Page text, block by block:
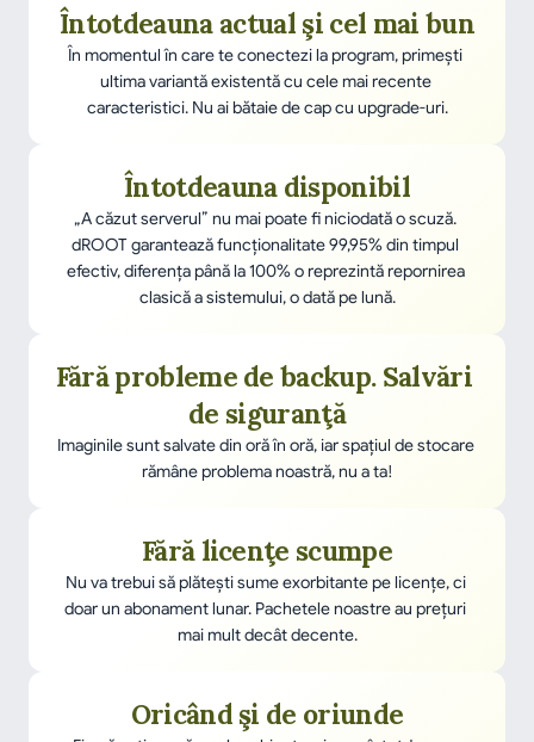
Întotdeauna actual şi cel mai bun
În momentul în care te conectezi la program, primești
ultima variantă existentă cu cele mai recente
caracteristici. Nu ai bătaie de cap cu upgrade-uri.
Întotdeauna disponibil
„A căzut serverul” nu mai poate fi niciodată o scuză.
dROOT garantează funcţionalitate 99,95% din timpul
efectiv, diferența până la 100% o reprezintă repornirea
clasică a sistemului, o dată pe lună.
Fără probleme de backup. Salvări
de siguranţă
Imaginile sunt salvate din oră în oră, iar spaţiul de stocare
rămâne problema noastră, nu a ta!
Fără licenţe scumpe
Nu va trebui să plăteşti sume exorbitante pe licenţe, ci
doar un abonament lunar. Pachetele noastre au prețuri
mai mult decât decente.
Oricând şi de oriunde